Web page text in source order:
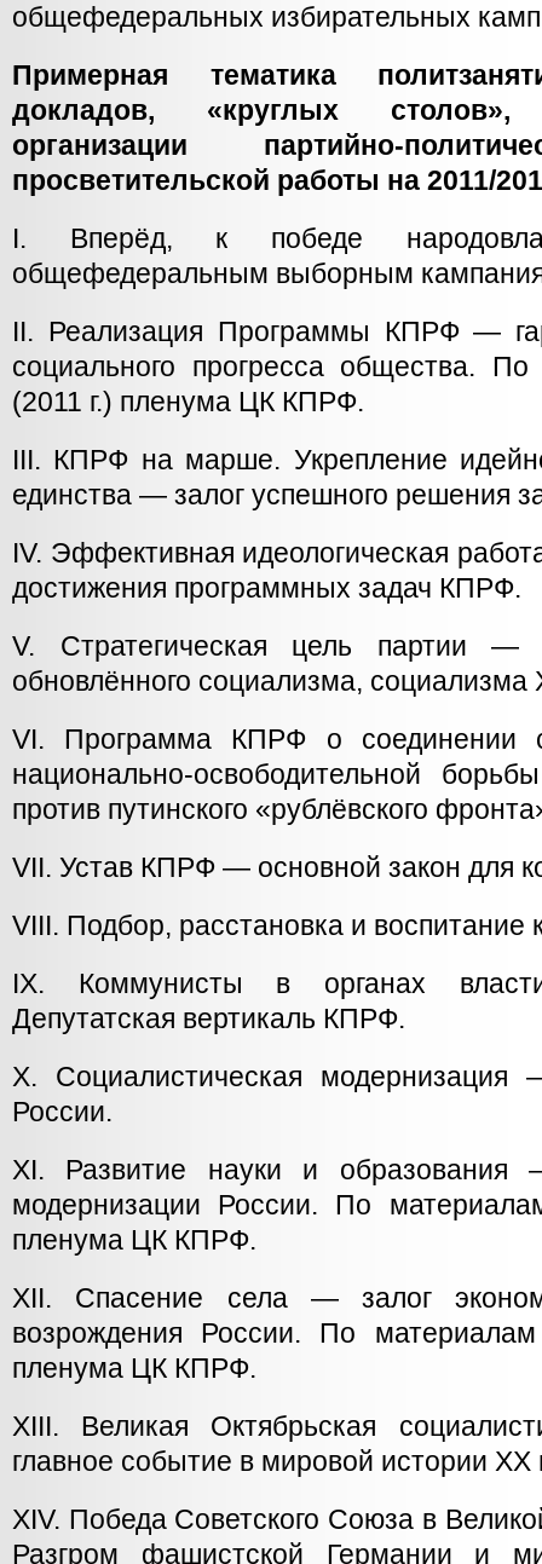
общефедеральных избирательных
Примерная тематика
докладов, «круглых
организации партийно-
просветительской работы на 2011/
I. Вперёд, к победе
общефедеральным выборным
II. Реализация Программы КПРФ —
социального прогресса общества.
(2011 г.) пленума ЦК КПРФ.
III. КПРФ на марше. Укрепление
единства — залог успешного решения
IV. Эффективная идеологическая
достижения программных задач КПРФ.
V. Стратегическая цель партии —
обновлённого социализма, социализма
VI. Программа КПРФ о соединении
национально-освободительной
против путинского «рублёвского
VII. Устав КПРФ — основной закон для
VIII. Подбор, расстановка и воспитание
IX. Коммунисты в органах
Депутатская вертикаль КПРФ.
X. Социалистическая
России.
XI. Развитие науки и образования
модернизации России. По
пленума ЦК КПРФ.
XII. Спасение села — залог
возрождения России. По материалам
пленума ЦК КПРФ.
XIII. Великая Октябрьская
главное событие в мировой истории XX
XIV. Победа Советского Союза в
Разгром фашистской Германии и